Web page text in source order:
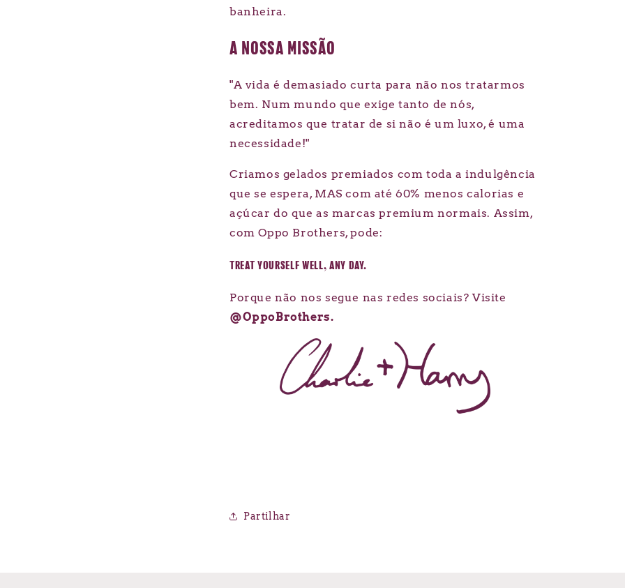
banheira.
A NOSSA MISSÃO
"A vida é demasiado curta para não nos tratarmos
bem. Num mundo que exige tanto de nós,
acreditamos que tratar de si não é um luxo, é uma
necessidade!"
Criamos gelados premiados com toda a indulgência
que se espera, MAS com até 60% menos calorias e
açúcar do que as marcas premium normais. Assim,
com Oppo Brothers, pode:
TREAT YOURSELF WELL, ANY DAY.
Porque não nos segue nas redes sociais? Visite
@OppoBrothers.
Partilhar